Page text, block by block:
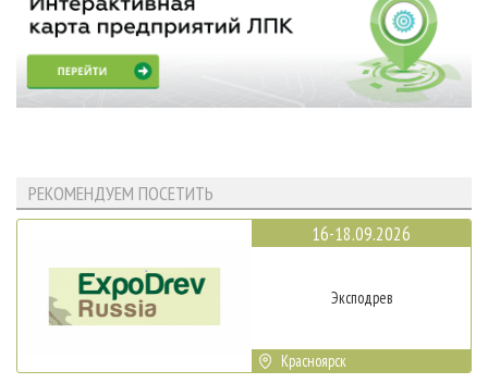
РЕКОМЕНДУЕМ ПОСЕТИТЬ
16-18.09.2026
Эксподрев
Красноярск